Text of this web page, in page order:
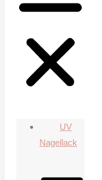
UV
Nagellack